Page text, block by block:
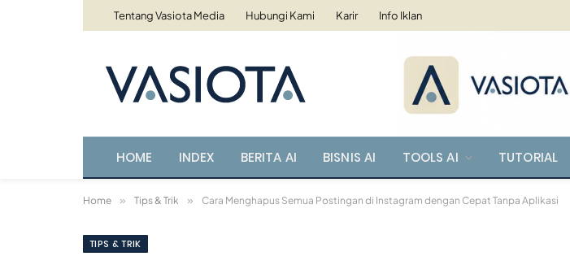
Tentang Vasiota Media Hubungi Kami Karir Info Iklan
HOME INDEX BERITA AI BISNIS AI TOOLS AI TUTORIAL
Home » Tips & Trik » Cara Menghapus Semua Postingan di Instagram dengan Cepat Tanpa Aplikasi
TIPS & TRIK